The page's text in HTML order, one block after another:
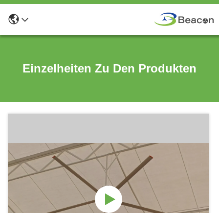
Einzelheiten Zu Den Produkten